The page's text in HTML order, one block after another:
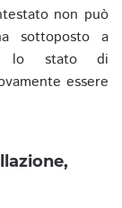
non può
sottoposto a
lo stato di
essere